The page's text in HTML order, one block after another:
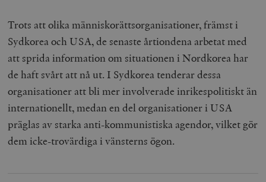
Trots att olika människorättsorganisationer, främst i
Sydkorea och USA, de senaste årtiondena arbetat med
att sprida information om situationen i Nordkorea har
de haft svårt att nå ut. I Sydkorea tenderar dessa
organisationer att bli mer involverade inrikespolitiskt än
internationellt, medan en del organisationer i USA
präglas av starka anti-kommunistiska agendor, vilket gör
dem icke-trovärdiga i vänsterns ögon.